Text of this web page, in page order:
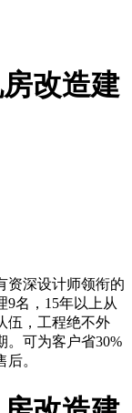
改造建
资深设计师领衔的
9名，15年以上从
伍，工程绝不外
。可为客户省30%
。